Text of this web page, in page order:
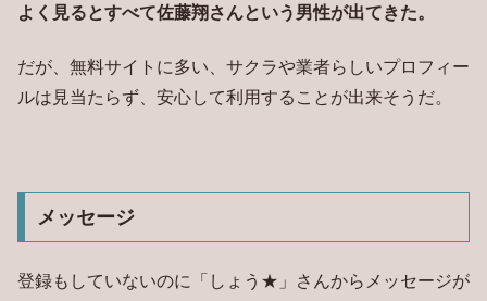
よく見るとすべて佐藤翔さんという男性が出てきた。
だが、無料サイトに多い、サクラや業者らしいプロフィー
ルは見当たらず、安心して利用することが出来そうだ。
メッセージ
登録もしていないのに「しょう★」さんからメッセージが